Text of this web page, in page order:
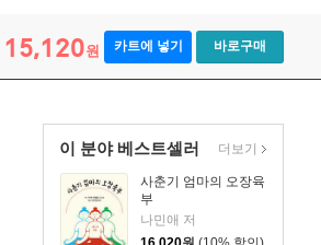
15,120원 카트에 넣기 바로구매
이 분야 베스트셀러
사춘기 엄마의 오장육
부
나민애 저
더보기